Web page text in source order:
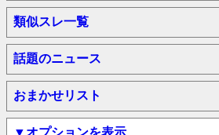
類似スレ一覧
話題のニュース
おまかせリスト
▼オプションを表示